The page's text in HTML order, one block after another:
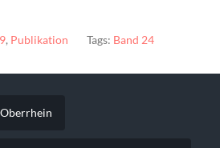
, Publikation Tags: Band 24